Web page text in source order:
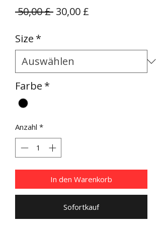
50,00 £ Standardpreis
30,00 £
Size *
Farbe *
Anzahl *
In den Warenkorb
Sofortkauf